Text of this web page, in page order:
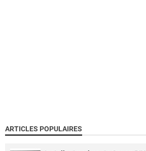
ARTICLES POPULAIRES